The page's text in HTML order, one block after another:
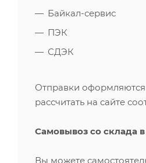
Байкал-сервис
ПЭК
СДЭК
Отправки
рассчитать на сайте
Самовывоз со склада
Вы можете